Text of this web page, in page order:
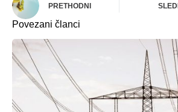
PRETHODNI
Povezani članci